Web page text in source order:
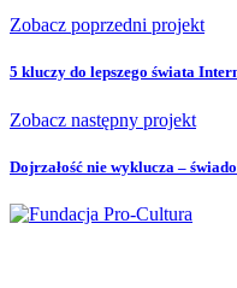
Zobacz poprzedni projekt
5 kluczy do lepszego świata
Zobacz następny projekt
Dojrzałość nie wyklucza –